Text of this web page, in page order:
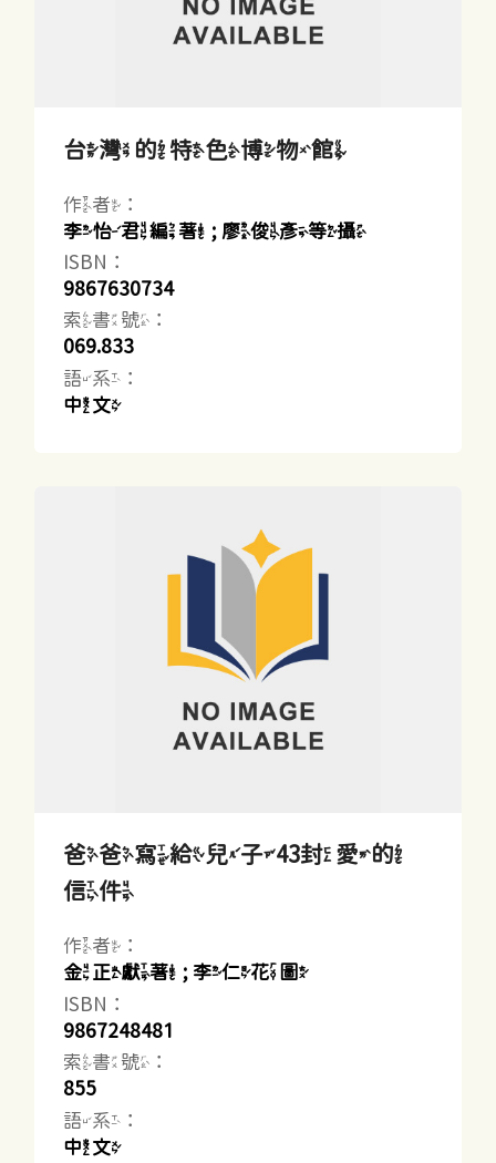
台灣的特色博物館
作者：
李怡君編著 ; 廖俊彥等攝
ISBN：
9867630734
索書號：
069.833
語系：
中文
爸爸寫給兒子43封愛的
信件
作者：
金正獻著 ; 李仁花圖
ISBN：
9867248481
索書號：
855
語系：
中文